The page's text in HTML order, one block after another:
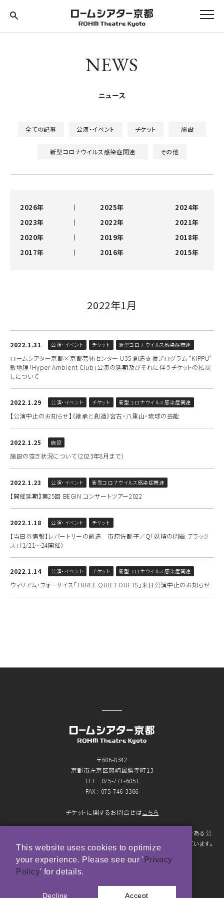
NEWS
ニュース
全ての記事 公演・イベント チケット 施設
新型コロナウイルス感染症関連 その他
2026年 2025年
2024年
2023年
2022年
2021年
2020年
2019年
2018年
2017年
2016年 2015年
2022年1月
2022.1.31 公演・イベント チケット 新型コロナウイルス感染症関連
ロームシアター京都×京都芸術センター U35 創造支援プログラム “KIPPU”
敷地理「Hyper Ambient Club」公演の延期及びそれに伴うチケットの払戻
しについて
2022.1.29 公演・イベント チケット 新型コロナウイルス感染症関連
【公演中止のお知らせ】《継承と創造》宮古・八重山・琉球の芸能
2022.1.25 施設
施設の空き状況について（2023年8月まで）
2022.1.23 公演・イベント 新型コロナウイルス感染症関連
【開催延期】第25回 BEGIN コンサートツアー2022
2022.1.18 公演・イベント チケット
【当日券情報】レパートリーの創造 市原佐都子／Q「妖精の問題 デラック
ス」（1/21～24開催）
2022.1.14 公演・イベント チケット 新型コロナウイルス感染症関連
ウィリアム・フォーサイス「THREE QUIET DUETS」来日公演中止のお知らせ
〒606-8342
京都市左京区岡崎最勝寺町13
TEL : 075-771-6051
FAX : 075-746-3366
チケットに関するお問合せはこちら
京都市が設置したロームシアター京都（京都会館）は、指定管理者である公
益財団法人京都市音楽芸術文化振興財団が管理・運営をおこなっています。
© ROHM Theatre Kyoto. All rights reserved.
トップページメインバナー 撮影：市川靖史
This website uses cookies to optimize
your experience. Please see our ' Privacy
Policy' for details.
Decline Accept